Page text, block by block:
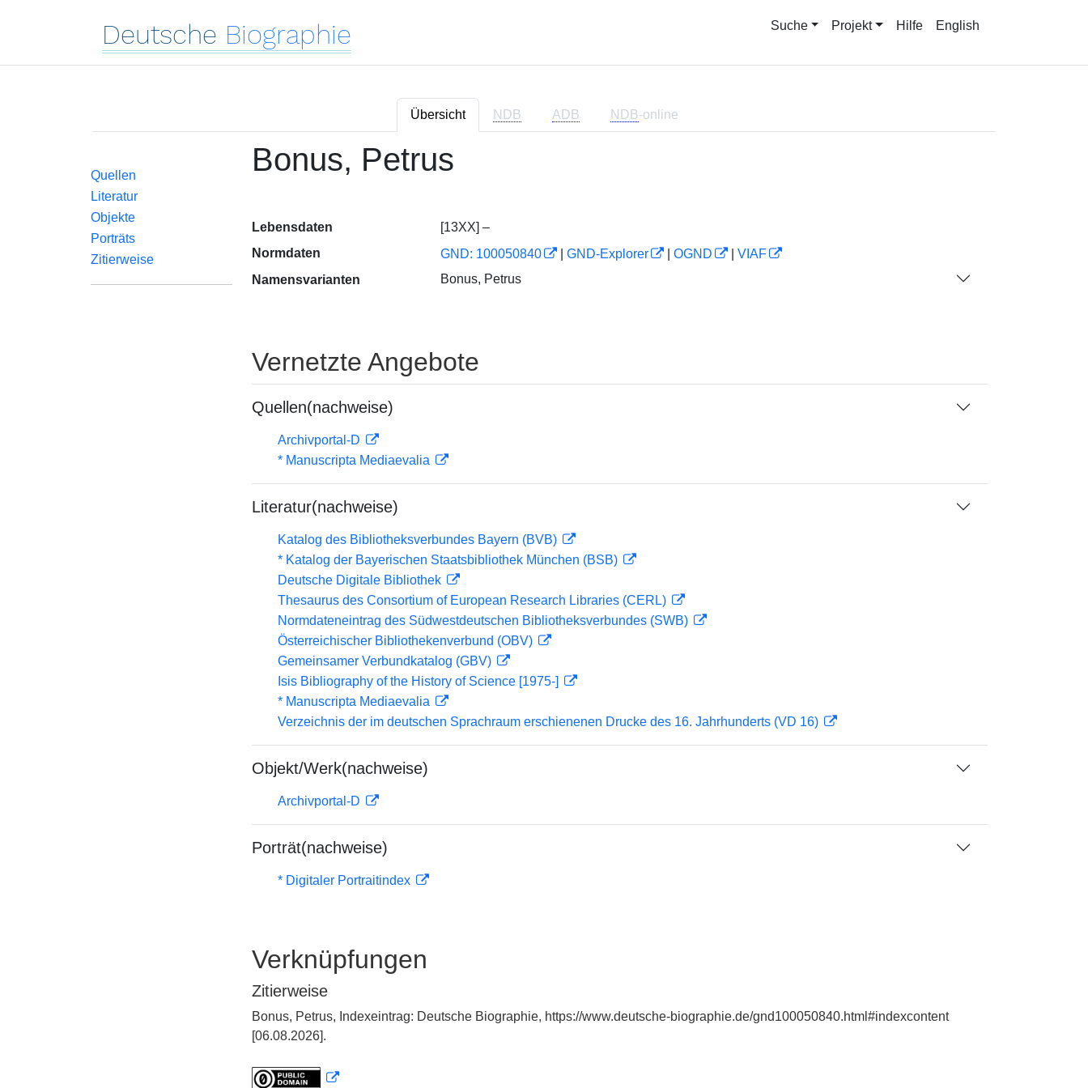
Deutsche Biographie Suche Projekt Hilfe English
Übersicht NDB ADB NDB-online
Quellen
Literatur
Objekte
Porträts
Zitierweise
Bonus, Petrus
Lebensdaten
[13XX] –
Normdaten
GND: 100050840 GND-Explorer OGND
VIAF
Namensvarianten
Bonus, Petrus
Vernetzte Angebote
Quellen(nachweise)
Archivportal-D
* Manuscripta Mediaevalia
Literatur(nachweise)
Katalog des Bibliotheksverbundes Bayern (BVB)
* Katalog der Bayerischen Staatsbibliothek München (BSB)
Deutsche Digitale Bibliothek
Thesaurus des Consortium of European Research Libraries (CERL)
Normdateneintrag des Südwestdeutschen Bibliotheksverbundes (SWB)
Österreichischer Bibliothekenverbund (OBV)
Gemeinsamer Verbundkatalog (GBV)
Isis Bibliography of the History of Science [1975-]
* Manuscripta Mediaevalia
Verzeichnis der im deutschen Sprachraum erschienenen Drucke des 16. Jahrhunderts (VD 16)
Objekt/Werk(nachweise)
Archivportal-D
Porträt(nachweise)
* Digitaler Portraitindex
Verknüpfungen
Zitierweise
Bonus, Petrus, Indexeintrag: Deutsche Biographie, https://www.deutsche-biographie.de/gnd100050840.html#indexcontent
[06.08.2026].